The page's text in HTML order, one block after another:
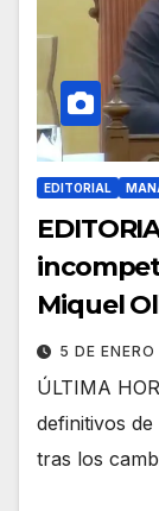
EDITORIAL
Miquel
5 DE
ÚLTIMA
definitivos
tras los